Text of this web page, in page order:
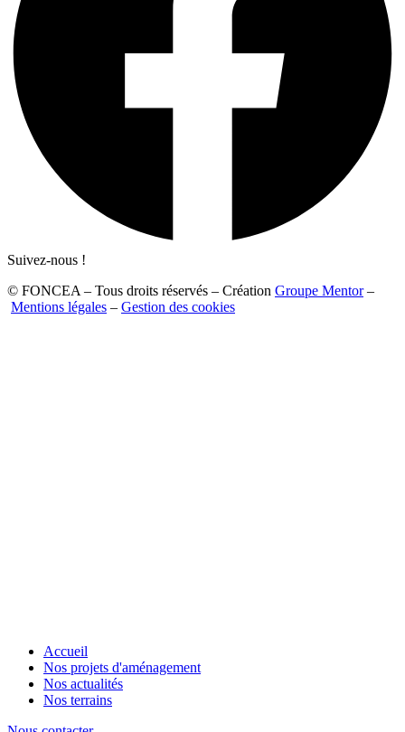
Suivez-nous !
© FONCEA – Tous droits réservés – Création Groupe Mentor–
Mentions légales – Gestion des cookies
Accueil
Nos projets d'aménagement
Nos actualités
Nos terrains